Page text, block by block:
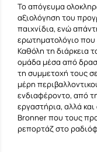
Το απόγευμα
αξιολόγηση του
παιχνίδια, ενώ
ερωτηματολόγιο που
Καθόλη τη διάρκεια
ομάδα μέσα από
τη συμμετοχή τους
μέρη
ενδιαφέροντο, από
εργαστήρια, αλλά
Bronner που τους
ρεπορτάζ στο